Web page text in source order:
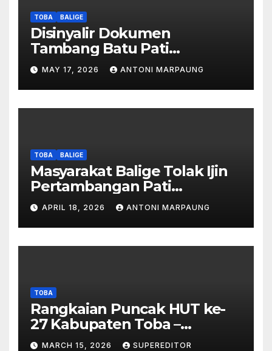
TOBA BALIGE
Disinyalir Dokumen
Tambang Batu Pati
Simanjuntak Palsu – Jerry
Manurung : Tambang Tidak
Berada Di DTA – Frengki
Pardede : Kami Tidak Miliki
Dipalsukan
MAY 17, 2026 ANTONI MARPAUNG
TOBA BALIGE
Masyarakat Balige Tolak Ijin
Pertambangan Pati
Simanjuntak – btc Akan
Investigasi Proses Perijinan
APRIL 18, 2026 ANTONI MARPAUNG
TOBA
Rangkaian Puncak HUT ke-
27 Kabupaten Toba –
Panjatkan Doa Untuk
MARCH 15, 2026 SUPEREDITOR